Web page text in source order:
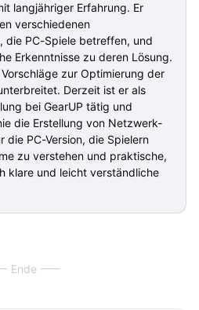
langjähriger Erfahrung. Er
verschiedenen
die PC-Spiele betreffen, und
Erkenntnisse zu deren Lösung.
zur Optimierung der
Derzeit ist er als
bei GearUP tätig und
die Erstellung von Netzwerk-
PC-Version, die Spielern
zu verstehen und praktische,
klare und leicht verständliche
Ende